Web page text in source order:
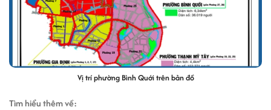
Vị trí phường Bình Quới trên bản đồ
Tìm hiểu thêm về: